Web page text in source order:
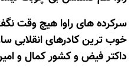
سرکرده های راوا هیچ وقت
خوب ترین کادرهای انقلابی
داکتر فیض و کشور کمال و